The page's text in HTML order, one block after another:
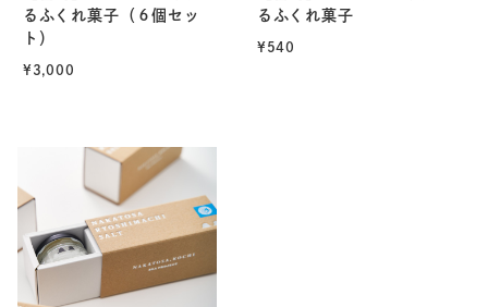
るふくれ菓子（６個セッ
ト）
¥3,000
るふくれ菓子
¥540